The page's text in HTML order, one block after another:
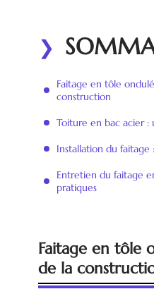
Faitage en tôle
construction
Toiture en bac acier :
Installation du faitage
Entretien du faitage
pratiques
Faitage en tôle
de la